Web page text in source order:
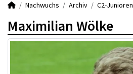
Nachwuchs Archiv C2-Junioren
Maximilian Wölke